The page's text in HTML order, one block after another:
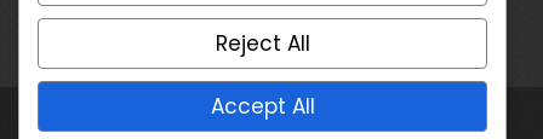
for:
WordPress Theme - Totalby HashThemes
Reject All
Accept All